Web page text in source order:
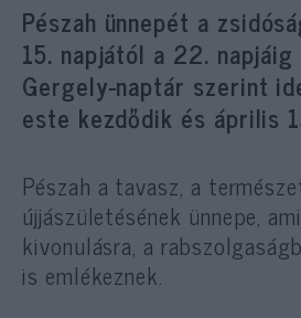
Pészah ünnepét a
15. napjától a 22.
Gergely-naptár szerint
este kezdődik és április
Pészah a tavasz, a
újjászületésének ünnepe,
kivonulásra, a
is emlékeznek.